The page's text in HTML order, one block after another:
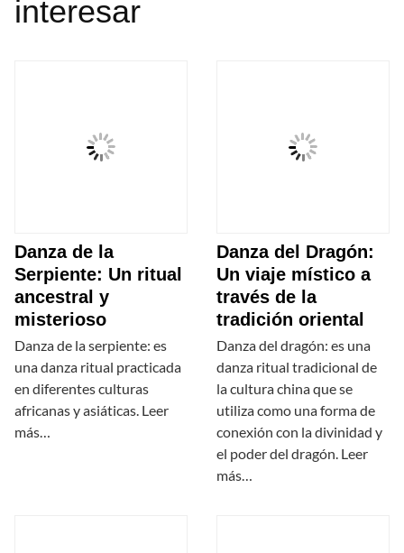
interesar
Danza de la
Serpiente: Un ritual
ancestral y
misterioso
Danza de la serpiente: es
una danza ritual practicada
en diferentes culturas
africanas y asiáticas. Leer
más…
Danza del Dragón:
Un viaje místico a
través de la
tradición oriental
Danza del dragón: es una
danza ritual tradicional de
la cultura china que se
utiliza como una forma de
conexión con la divinidad y
el poder del dragón. Leer
más…